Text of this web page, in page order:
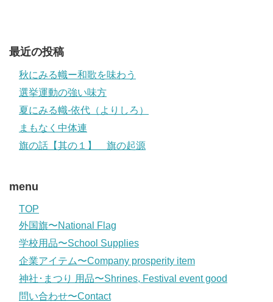
最近の投稿
秋にみる幟ー和歌を味わう
選挙運動の強い味方
夏にみる幟-依代（よりしろ）
まもなく中体連
旗の話【其の１】 旗の起源
menu
TOP
外国旗〜National Flag
学校用品〜School Supplies
企業アイテム〜Company prosperity item
神社･まつり 用品〜Shrines, Festival event good
問い合わせ〜Contact